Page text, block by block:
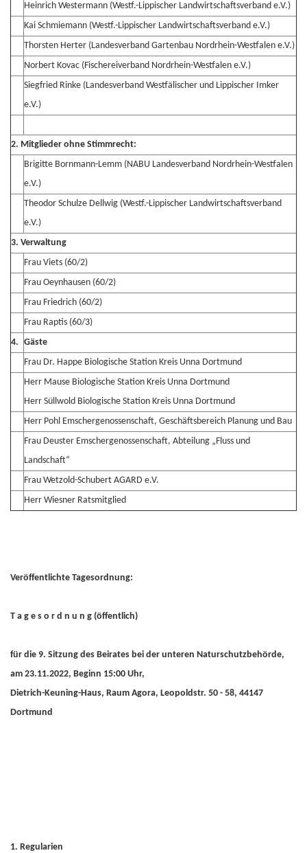
Heinrich Westermann (Westf.-Lippischer Landwirtschaftsverband e.V.)
Kai Schmiemann (Westf.-Lippischer Landwirtschaftsverband e.V.)
Thorsten Herter (Landesverband Gartenbau Nordrhein-Westfalen e.V.)
Norbert Kovac (Fischereiverband Nordrhein-Westfalen e.V.)
Siegfried Rinke (Landesverband Westfälischer und Lippischer Imker
e.V.)
2. Mitglieder ohne Stimmrecht:
Brigitte Bornmann-Lemm (NABU Landesverband Nordrhein-Westfalen
e.V.)
Theodor Schulze Dellwig (Westf.-Lippischer Landwirtschaftsverband
e.V.)
3. Verwaltung
Frau Viets (60/2)
Frau Oeynhausen (60/2)
Frau Friedrich (60/2)
Frau Raptis (60/3)
4. Gäste
Frau Dr. Happe Biologische Station Kreis Unna Dortmund
Herr Mause Biologische Station Kreis Unna Dortmund
Herr Süllwold Biologische Station Kreis Unna Dortmund
Herr Pohl Emschergenossenschaft, Geschäftsbereich Planung und Bau
Frau Deuster Emschergenossenschaft, Abteilung „Fluss und
Landschaft“
Frau Wetzold-Schubert AGARD e.V.
Herr Wiesner Ratsmitglied
Veröffentlichte Tagesordnung:
T a g e s o r d n u n g (öffentlich)
für die 9. Sitzung des Beirates bei der unteren Naturschutzbehörde,
am 23.11.2022, Beginn 15:00 Uhr,
Dietrich-Keuning-Haus, Raum Agora, Leopoldstr. 50 - 58, 44147
Dortmund
1. Regularien